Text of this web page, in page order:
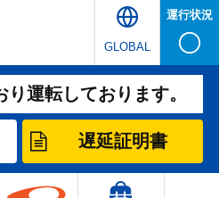
GLOBAL
運行状況
運転しております。
遅延証明書